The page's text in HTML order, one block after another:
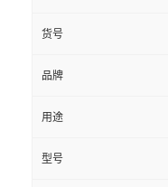
货号
品牌
用途
型号